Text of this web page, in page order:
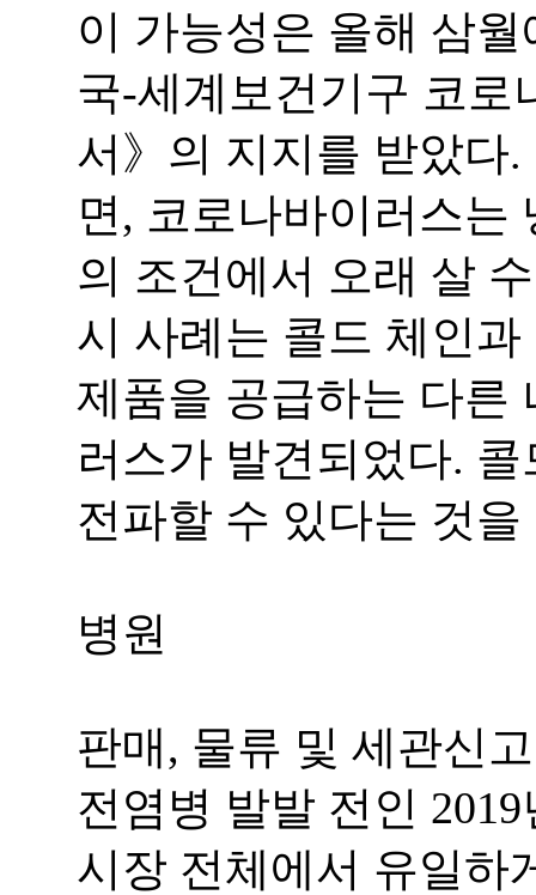
이 가능성은 올해 삼
국-세계보건기구 코로
서》의 지지를 받았다
면, 코로나바이러스는
의 조건에서 오래 살
시 사례는 콜드 체인
제품을 공급하는 다른
러스가 발견되었다.
전파할 수 있다는 것을
병원
판매, 물류 및 세관신
전염병 발발 전인
시장 전체에서 유일하